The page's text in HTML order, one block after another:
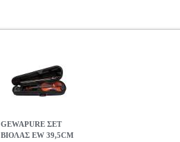
GEWAPURE ΣΕΤ
ΒΙΟΛΑΣ EW 39,5CM